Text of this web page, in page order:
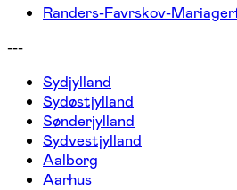
Randers-Favrskov-
---
Sydjylland
Sydøstjylland
Sønderjylland
Sydvestjylland
Aalborg
Aarhus